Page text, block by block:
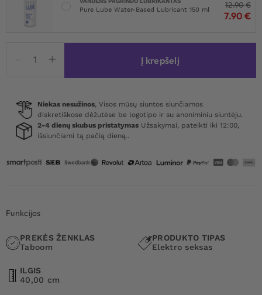
Pure Lube Water-Based Lubricant 150 ml
12.90€
7.90 €
kiekis:
Taboom
Wand
Glass
Set
Į krepšelį
Niekas nesužinos, Visos mūsų siuntos siunčiamos
diskretiškose dėžutėse be logotipo ir su anoniminiu siuntėju.
2-4 dienų skubus pristatymas Užsakymai, pateikti iki 12:00,
išsiunčiami tą pačią dieną..
Funkcijos
PREKĖS ŽENKLAS
Taboom
PRODUKTO TIPAS
Elektro seksas
ILGIS
40,00 cm